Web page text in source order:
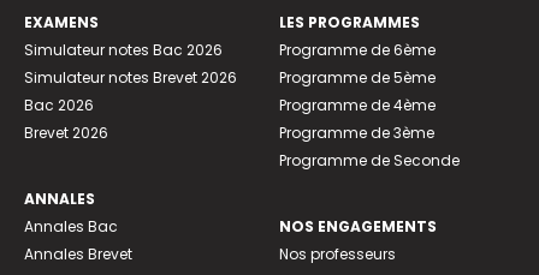
EXAMENS
Simulateur notes Bac 2026
Simulateur notes Brevet 2026
Bac 2026
Brevet 2026
ANNALES
Annales Bac
Annales Brevet
LES PROGRAMMES
Programme de 6ème
Programme de 5ème
Programme de 4ème
Programme de 3ème
Programme de Seconde
NOS ENGAGEMENTS
Nos professeurs